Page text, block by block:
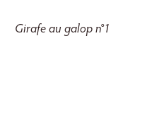
Girafe au galop n°1